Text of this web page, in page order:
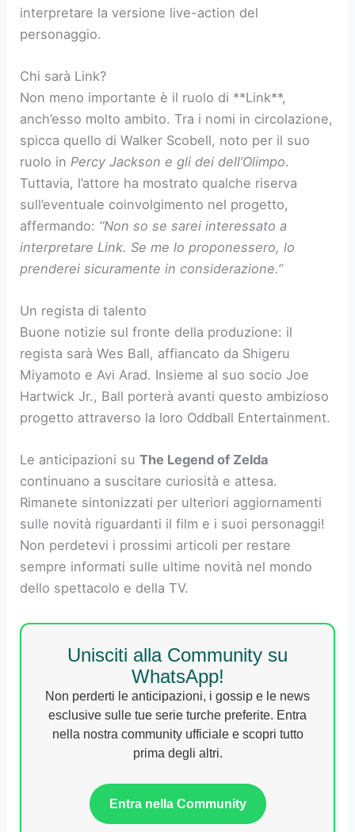
interpretare la versione live-action del
personaggio.
Chi sarà Link?
Non meno importante è il ruolo di **Link**,
anch’esso molto ambito. Tra i nomi in circolazione,
spicca quello di Walker Scobell, noto per il suo
ruolo in Percy Jackson e gli dei dell’Olimpo.
Tuttavia, l’attore ha mostrato qualche riserva
sull’eventuale coinvolgimento nel progetto,
affermando: “Non so se sarei interessato a
interpretare Link. Se me lo proponessero, lo
prenderei sicuramente in considerazione.”
Un regista di talento
Buone notizie sul fronte della produzione: il
regista sarà Wes Ball, affiancato da Shigeru
Miyamoto e Avi Arad. Insieme al suo socio Joe
Hartwick Jr., Ball porterà avanti questo ambizioso
progetto attraverso la loro Oddball Entertainment.
Le anticipazioni suThe Legend of Zelda
continuano a suscitare curiosità e attesa.
Rimanete sintonizzati per ulteriori aggiornamenti
sulle novità riguardanti il film e i suoi personaggi!
Non perdetevi i prossimi articoli per restare
sempre informati sulle ultime novità nel mondo
dello spettacolo e della TV.
Unisciti alla Community su
WhatsApp!
Non perderti le anticipazioni, i gossip e le news
esclusive sulle tue serie turche preferite. Entra
nella nostra community ufficiale e scopri tutto
prima degli altri.
Entra nella Community